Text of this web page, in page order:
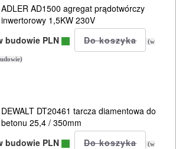
ADLER AD1500 agregat prądotwórczy
inwertorowy 1,5KW 230V
budowie PLN
(w
DEWALT DT20461 tarcza diamentowa do
betonu 25,4 / 350mm
budowie PLN
(w